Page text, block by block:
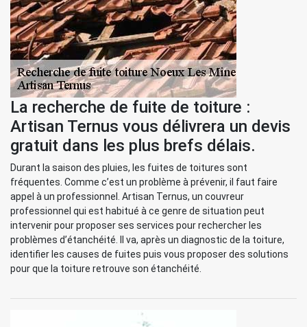
La recherche de fuite de toiture :
Artisan Ternus vous délivrera un devis
gratuit dans les plus brefs délais.
Durant la saison des pluies, les fuites de toitures sont
fréquentes. Comme c’est un problème à prévenir, il faut faire
appel à un professionnel. Artisan Ternus, un couvreur
professionnel qui est habitué à ce genre de situation peut
intervenir pour proposer ses services pour rechercher les
problèmes d’étanchéité. Il va, après un diagnostic de la toiture,
identifier les causes de fuites puis vous proposer des solutions
pour que la toiture retrouve son étanchéité.